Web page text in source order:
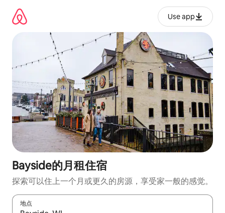
Use app
Bayside的月租住宿
探索可以住上一个月或更久的房源，享受家一般的感觉。
地点